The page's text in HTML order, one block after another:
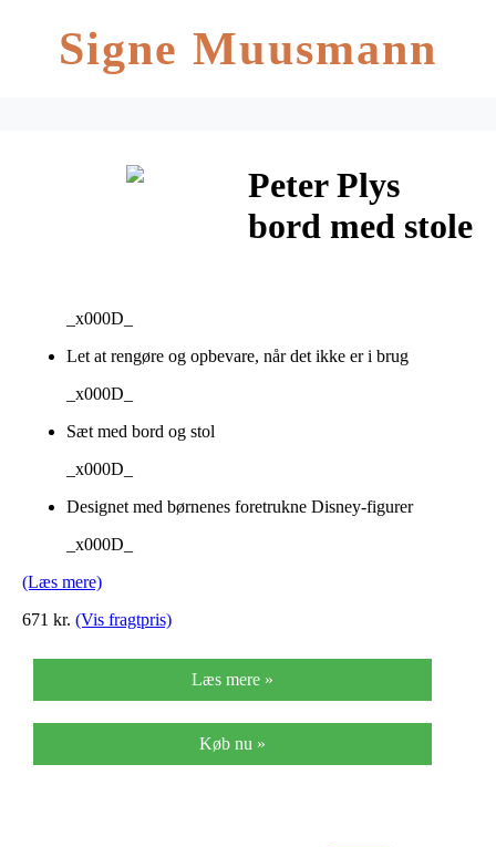
Signe Muusmann
Peter Plys
bord med stole
_x000D_
Let at rengøre og opbevare, når det ikke er i brug
_x000D_
Sæt med bord og stol
_x000D_
Designet med børnenes foretrukne Disney-figurer
_x000D_
(Læs mere)
671 kr. (Vis fragtpris)
Læs mere »
Køb nu »